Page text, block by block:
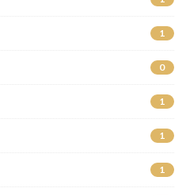
1
0
1
1
1